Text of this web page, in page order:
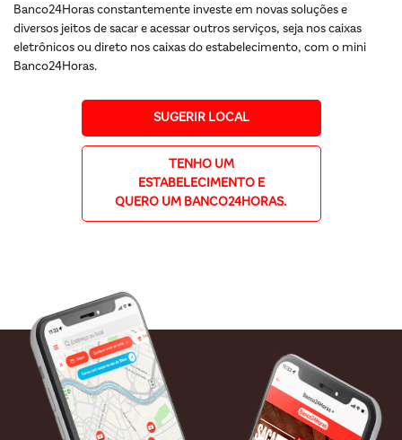
Banco24Horas constantemente investe em novas soluções e
diversos jeitos de sacar e acessar outros serviços, seja nos caixas
eletrônicos ou direto nos caixas do estabelecimento, com o mini
Banco24Horas.
SUGERIR LOCAL
TENHO UM
ESTABELECIMENTO E
QUERO UM BANCO24HORAS.